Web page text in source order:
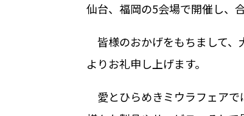
仙台、福岡の5会場で開催し、
皆様のおかげをもちまして、
よりお礼申し上げます。
愛とひらめきミウラフェアで